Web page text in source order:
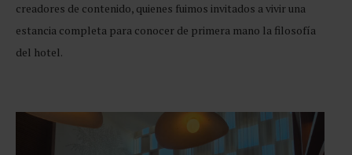
creadores de contenido, quienes fuimos invitados a vivir una
estancia completa para conocer de primera mano la filosofía
del hotel.